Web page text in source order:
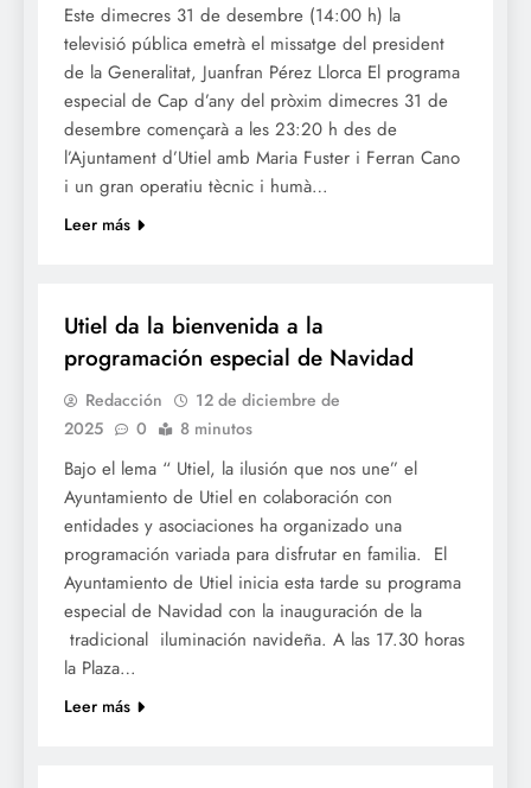
Este dimecres 31 de desembre (14:00 h) la
televisió pública emetrà el missatge del president
de la Generalitat, Juanfran Pérez Llorca El programa
especial de Cap d’any del pròxim dimecres 31 de
desembre començarà a les 23:20 h des de
l’Ajuntament d’Utiel amb Maria Fuster i Ferran Cano
i un gran operatiu tècnic i humà…
Leer más
Utiel da la bienvenida a la
programación especial de Navidad
Redacción
12 de diciembre de
2025
0 8 minutos
Bajo el lema “ Utiel, la ilusión que nos une” el
Ayuntamiento de Utiel en colaboración con
entidades y asociaciones ha organizado una
programación variada para disfrutar en familia. El
Ayuntamiento de Utiel inicia esta tarde su programa
especial de Navidad con la inauguración de la
tradicional iluminación navideña. A las 17.30 horas
la Plaza…
Leer más